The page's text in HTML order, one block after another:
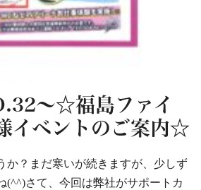
～☆福島ファイ
イベントのご案内☆
か？まだ寒いが続きますが、少しず
(^^)さて、今回は弊社がサポートカ